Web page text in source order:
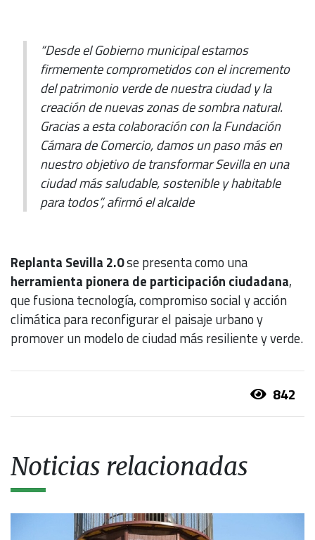
“Desde el Gobierno municipal estamos
firmemente comprometidos con el incremento
del patrimonio verde de nuestra ciudad y la
creación de nuevas zonas de sombra natural.
Gracias a esta colaboración con la Fundación
Cámara de Comercio, damos un paso más en
nuestro objetivo de transformar Sevilla en una
ciudad más saludable, sostenible y habitable
para todos”, afirmó el alcalde
Replanta Sevilla 2.0se presenta como una
herramienta pionera de participación ciudadana,
que fusiona tecnología, compromiso social y acción
climática para reconfigurar el paisaje urbano y
promover un modelo de ciudad más resiliente y verde.
842
Noticias relacionadas